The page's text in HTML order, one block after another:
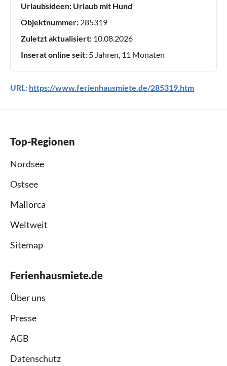
Urlaubsideen: Urlaub mit Hund
Objektnummer: 285319
Zuletzt aktualisiert: 10.08.2026
Inserat online seit: 5 Jahren, 11 Monaten
URL: https://www.ferienhausmiete.de/285319.htm
Top-Regionen
Nordsee
Ostsee
Mallorca
Weltweit
Sitemap
Ferienhausmiete.de
Über uns
Presse
AGB
Datenschutz